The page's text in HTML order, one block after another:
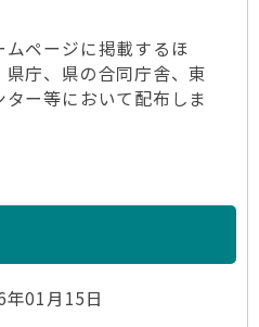
ページに掲載するほ
庁、県の合同庁舎、東
ー等において配布しま
01月15日